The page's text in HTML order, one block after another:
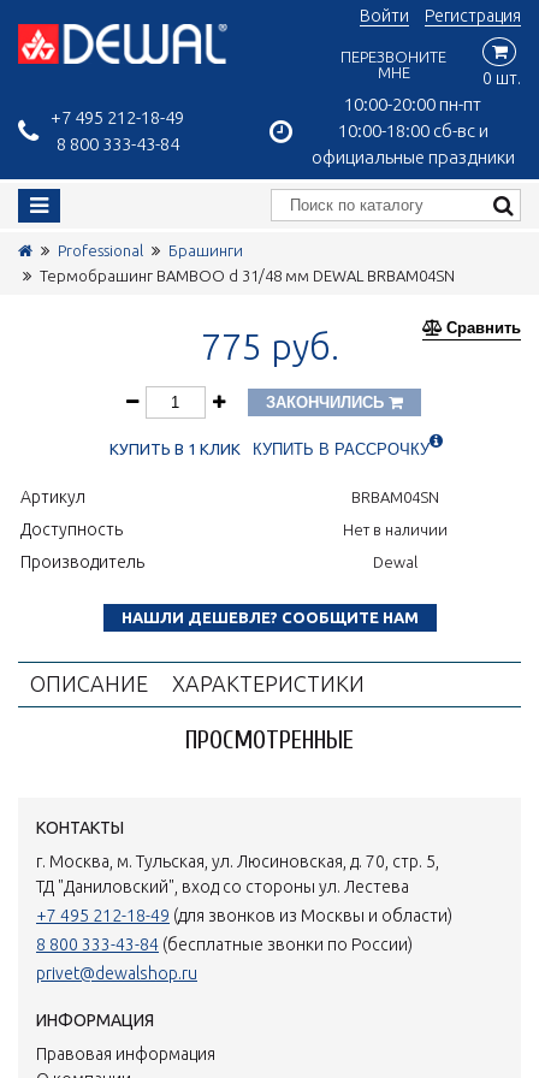
+7 495 212-18-49
8 800 333-43-84
10:00-20:00 пн-пт
10:00-18:00 сб-вс и
официальные праздники
Войти Регистрация
ПЕРЕЗВОНИТЕ
МНЕ
0 шт.
Professional
Брашинги
Термобрашинг BAMBOO d 31/48 мм DEWAL BRBAM04SN
Сравнить
775 руб.
ЗАКОНЧИЛИСЬ
КУПИТЬ В 1 КЛИК КУПИТЬ В РАССРОЧКУ
Артикул BRBAM04SN
Доступность Нет в наличии
Производитель Dewal
НАШЛИ ДЕШЕВЛЕ? СООБЩИТЕ НАМ
ОПИСАНИЕ ХАРАКТЕРИСТИКИ
ПРОСМОТРЕННЫЕ
КОНТАКТЫ
г. Москва, м. Тульская, ул. Люсиновская, д. 70, стр. 5,
ТД "Даниловский", вход со стороны ул. Лестева
+7 495 212-18-49 (для звонков из Москвы и области)
8 800 333-43-84 (бесплатные звонки по России)
privet@dewalshop.ru
ИНФОРМАЦИЯ
Правовая информация